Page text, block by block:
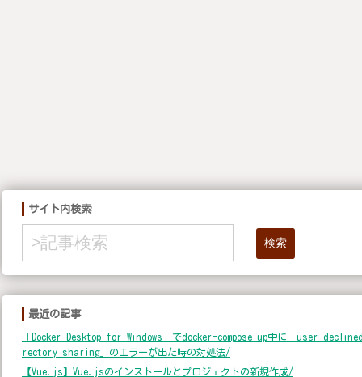
サイト内検索
検索
最近の記事
「Docker Desktop for Windows」でdocker-compose up中に「user
rectory sharing」のエラーが出た時の対処法/
【Vue.js】Vue.jsのインストールとプロジェクトの新規作成/